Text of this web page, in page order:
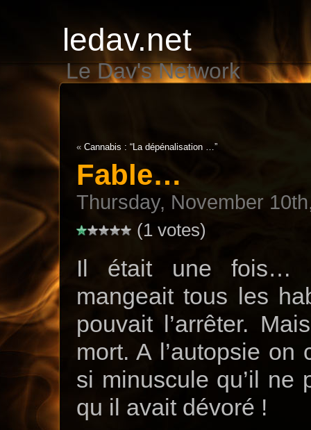
ledav.net
Le Dav's Network
« Cannabis : “La dépénalisation …”
Fable…
Thursday, November
(1 votes)
Il était une fois…
mangeait tous les
pouvait l’arrêter.
mort. A l’autopsie on
si minuscule qu’il ne
qu il avait dévoré !